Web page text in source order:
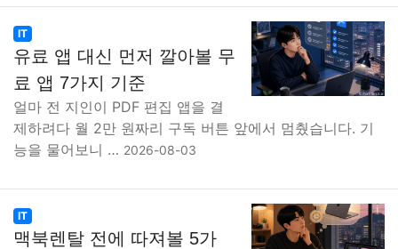
IT
유료 앱 대신 먼저 깔아볼 무
료 앱 7가지 기준
얼마 전 지인이 PDF 편집 앱을 결
제하려다 월 2만 원짜리 구독 버튼 앞에서 멈췄습니다. 기
능을 물어보니 … 2026-08-03
IT
맥북렌탈 전에 따져볼 5가